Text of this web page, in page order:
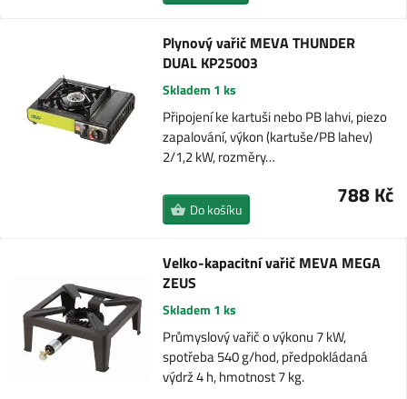
Plynový vařič MEVA THUNDER
DUAL KP25003
Skladem 1 ks
Připojení ke kartuši nebo PB lahvi, piezo
zapalování, výkon (kartuše/PB lahev)
2/1,2 kW, rozměry…
788 Kč
Do košíku
Velko-kapacitní vařič MEVA MEGA
ZEUS
Skladem 1 ks
Průmyslový vařič o výkonu 7 kW,
spotřeba 540 g/hod, předpokládaná
výdrž 4 h, hmotnost 7 kg.